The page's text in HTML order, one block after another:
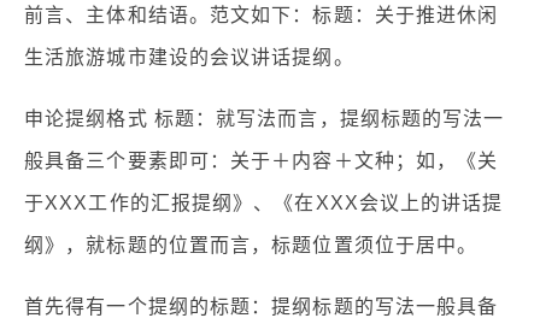
前言、主体和结语。范文如下：标题：关于推进休闲
生活旅游城市建设的会议讲话提纲。
申论提纲格式 标题：就写法而言，提纲标题的写法一
般具备三个要素即可：关于＋内容＋文种；如，《关
于XXX工作的汇报提纲》、《在XXX会议上的讲话提
纲》，就标题的位置而言，标题位置须位于居中。
首先得有一个提纲的标题：提纲标题的写法一般具备